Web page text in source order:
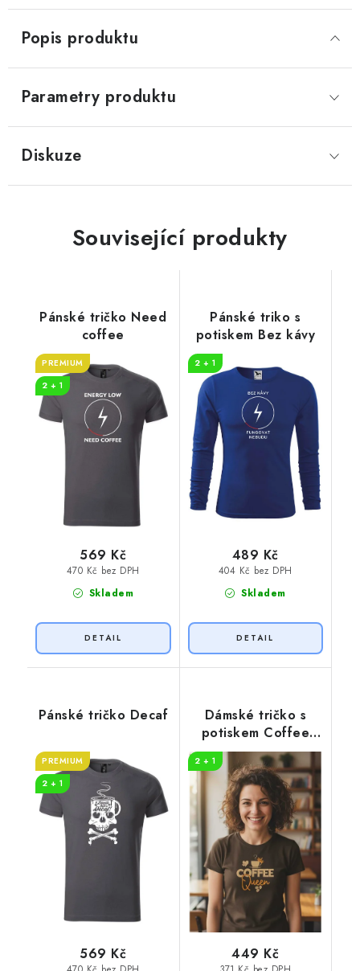
Popis produktu
Parametry produktu
Diskuze
Související produkty
Pánské tričko Need
coffee
PREMIUM
2 + 1
Skladem
470 Kč bez DPH
569 Kč
Pánské triko s
potiskem Bez kávy
2 + 1
Skladem
404 Kč bez DPH
489 Kč
Pánské tričko Decaf
PREMIUM
2 + 1
569 Kč
Dámské tričko s
potiskem Coffee
queen
2 + 1
449 Kč